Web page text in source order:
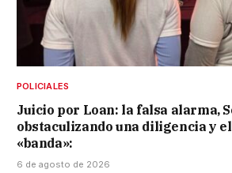
POLICIALES
Juicio por Loan: la falsa alarma,
obstaculizando una diligencia y
«banda»:
6 de agosto de 2026